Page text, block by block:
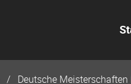
Deutsche